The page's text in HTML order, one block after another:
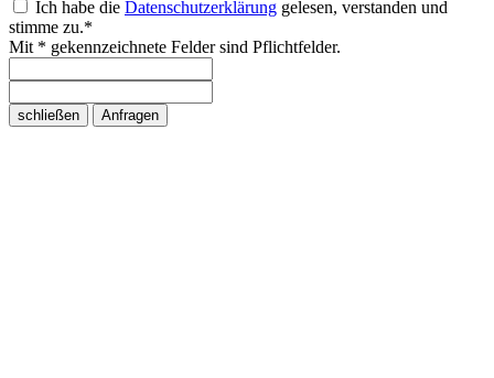
Ich habe die Datenschutzerklärung gelesen, verstanden und
stimme zu.*
Mit * gekennzeichnete Felder sind Pflichtfelder.
schließen Anfragen